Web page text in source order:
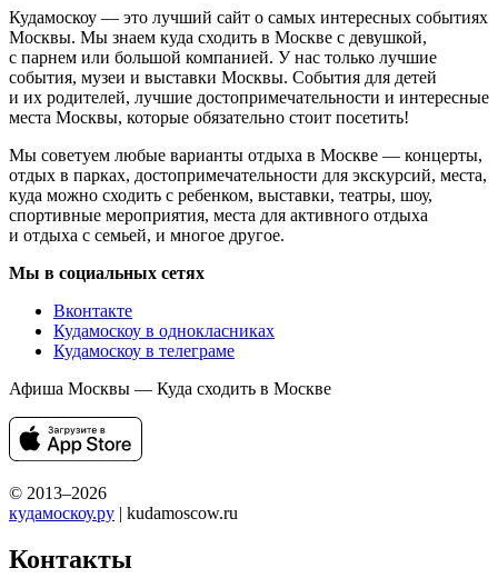
Кудамоскоу — это лучший сайт о самых интересных событиях
Москвы. Мы знаем куда сходить в Москве с девушкой,
с парнем или большой компанией. У нас только лучшие
события, музеи и выставки Москвы. События для детей
и их родителей, лучшие достопримечательности и интересные
места Москвы, которые обязательно стоит посетить!
Мы советуем любые варианты отдыха в Москве — концерты,
отдых в парках, достопримечательности для экскурсий, места,
куда можно сходить с ребенком, выставки, театры, шоу,
спортивные мероприятия, места для активного отдыха
и отдыха с семьей, и многое другое.
Мы в социальных сетях
Вконтакте
Кудамоскоу в однокласниках
Кудамоскоу в телеграме
Афиша Москвы — Куда сходить в Москве
© 2013–2026
кудамоскоу.ру | kudamoscow.ru
Контакты